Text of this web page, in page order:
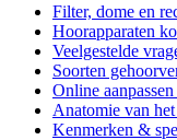
Filter, dome en
Hoorapparaten
Veelgestelde
Soorten
Online
Anatomie van
Kenmerken &